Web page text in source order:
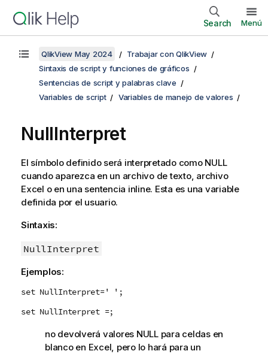
Search Menú
QlikView May 2024
Trabajar con QlikView
Sintaxis de script y funciones de gráficos
Sentencias de script y palabras clave
Variables de script
Variables de manejo de valores
NullInterpret
El símbolo definido será interpretado como NULL
cuando aparezca en un archivo de texto, archivo
Excel o en una sentencia inline. Esta es una variable
definida por el usuario.
Sintaxis:
NullInterpret
Ejemplos:
set NullInterpret=' ';
set NullInterpret =;
no devolverá valores NULLpara celdas en
blanco en Excel, pero lo hará para un